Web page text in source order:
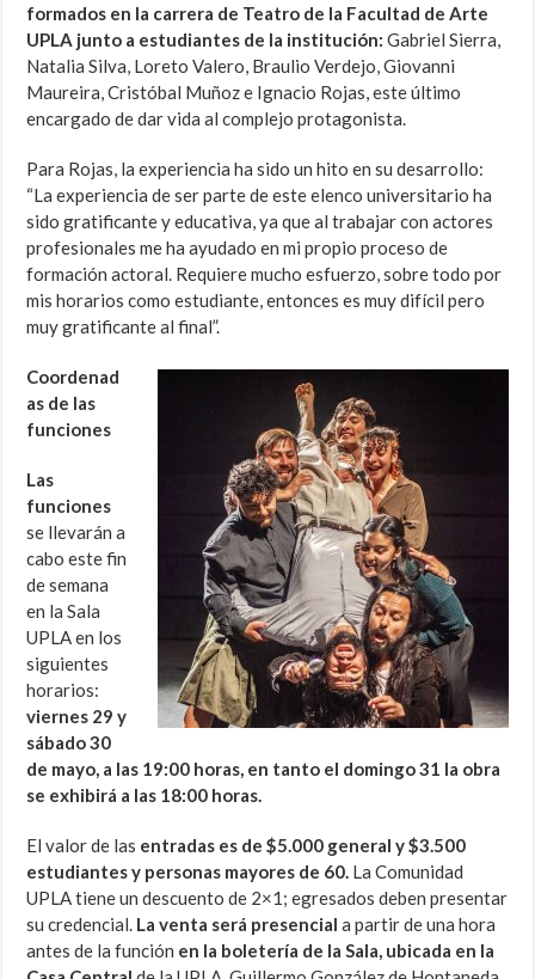
formados en la carrera de Teatro de la Facultad de Arte
UPLA junto a estudiantes de la institución: Gabriel Sierra,
Natalia Silva, Loreto Valero, Braulio Verdejo, Giovanni
Maureira, Cristóbal Muñoz e Ignacio Rojas, este último
encargado de dar vida al complejo protagonista.
Para Rojas, la experiencia ha sido un hito en su desarrollo:
“La experiencia de ser parte de este elenco universitario ha
sido gratificante y educativa, ya que al trabajar con actores
profesionales me ha ayudado en mi propio proceso de
formación actoral. Requiere mucho esfuerzo, sobre todo por
mis horarios como estudiante, entonces es muy difícil pero
muy gratificante al final”.
Coordenad
as de las
funciones
Las
funciones
se llevarán a
cabo este fin
de semana
en la Sala
UPLA en los
siguientes
horarios:
viernes 29 y
sábado 30
de mayo, a las 19:00 horas, en tanto el domingo 31 la obra
se exhibirá a las 18:00 horas.
El valor de las entradas es de $5.000 general y $3.500
estudiantes y personas mayores de 60. La Comunidad
UPLA tiene un descuento de 2×1; egresados deben presentar
su credencial. La venta será presencial a partir de una hora
antes de la función en la boletería de la Sala, ubicada en la